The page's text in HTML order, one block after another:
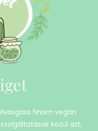
finom vegán
közül azt,